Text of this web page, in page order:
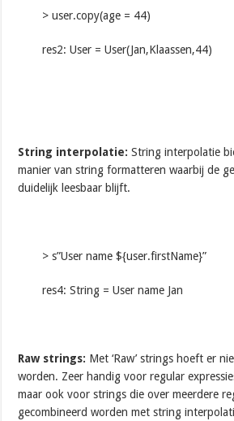
> user.copy(age = 44)
res2: User = User(Jan,Klaassen,44)
String interpolatie: String interpolatie
manier van string formatteren waarbij de
duidelijk leesbaar blijft.
> s”User name ${user.firstName}”
res4: String = User name Jan
Raw strings: Met ‘Raw’ strings hoeft er
worden. Zeer handig voor regular
maar ook voor strings die over meerdere
gecombineerd worden met string